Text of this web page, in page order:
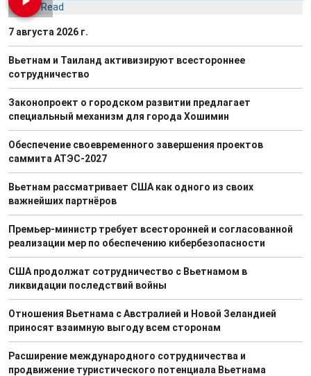
Most Read
7 августа 2026 г.
Вьетнам и Таиланд активизируют всестороннее
сотрудничество
Законопроект о городском развитии предлагает
специальный механизм для города Хошимин
Обеспечение своевременного завершения проектов
саммита АТЭС-2027
Вьетнам рассматривает США как одного из своих
важнейших партнёров
Премьер-министр требует всесторонней и согласованной
реализации мер по обеспечению кибербезопасности
США продолжат сотрудничество с Вьетнамом в
ликвидации последствий войны
Отношения Вьетнама с Австралией и Новой Зеландией
приносят взаимную выгоду всем сторонам
Расширение международного сотрудничества и
продвижение туристического потенциала Вьетнама